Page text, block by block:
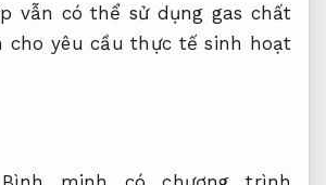
vẫn có thể sử dụng gas chất
cho yêu cầu thực tế sinh hoạt